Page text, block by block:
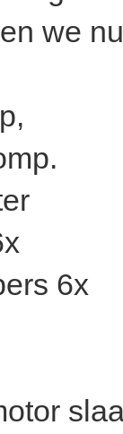
we
6x